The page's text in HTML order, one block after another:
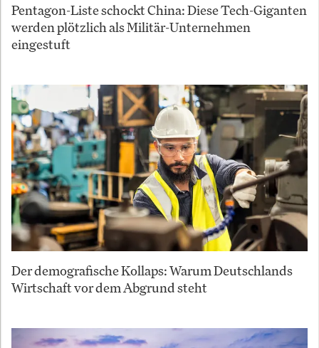
Pentagon-Liste schockt China: Diese Tech-Giganten
werden plötzlich als Militär-Unternehmen
eingestuft
Der demografische Kollaps: Warum Deutschlands
Wirtschaft vor dem Abgrund steht